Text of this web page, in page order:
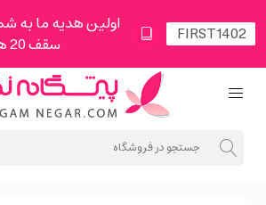
سقف 20 هزار تومان